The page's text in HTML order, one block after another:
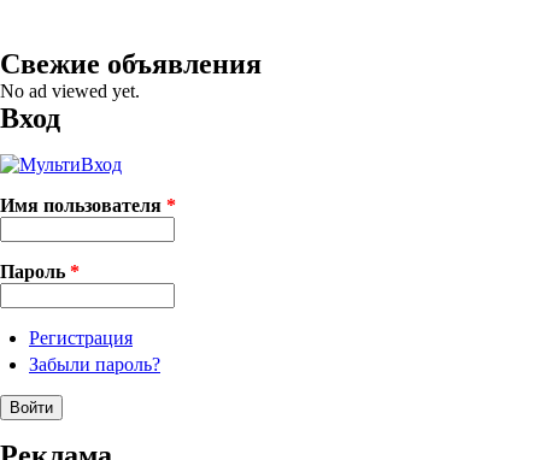
Свежие объявления
No ad viewed yet.
Вход
Имя пользователя *
Пароль *
Регистрация
Забыли пароль?